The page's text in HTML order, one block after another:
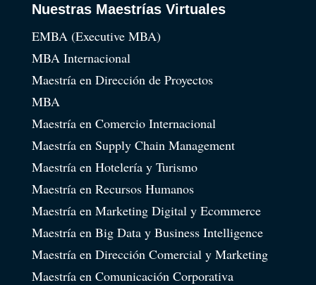
Nuestras Maestrías Virtuales
EMBA (Executive MBA)
MBA Internacional
Maestría en Dirección de Proyectos
MBA
Maestría en Comercio Internacional
Maestría en Supply Chain Management
Maestría en Hotelería y Turismo
Maestría en Recursos Humanos
Maestría en Marketing Digital y Ecommerce
Maestría en Big Data y Business Intelligence
Maestría en Dirección Comercial y Marketing
Maestría en Comunicación Corporativa